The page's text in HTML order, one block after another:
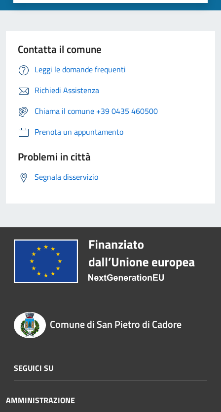
Contatta il comune
Leggi le domande frequenti
Richiedi Assistenza
Chiama il comune +39 0435 460500
Prenota un appuntamento
Problemi in città
Segnala disservizio
Comune di San Pietro di Cadore
SEGUICI SU
AMMINISTRAZIONE